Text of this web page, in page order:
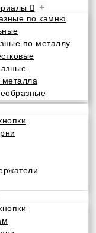
+
по камню
по металлу